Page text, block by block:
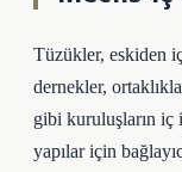
Tüzükler, eskiden
dernekler,
gibi kuruluşların iç
yapılar için